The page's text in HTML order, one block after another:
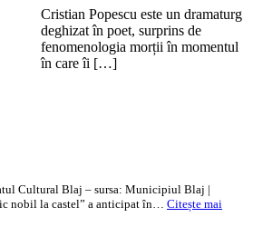
Cristian Popescu este un dramaturg
deghizat în poet, surprins de
fenomenologia morții în momentul
în care îi […]
Cultural Blaj – sursa: Municipiul Blaj |
nobil la castel” a anticipat în… Citește mai